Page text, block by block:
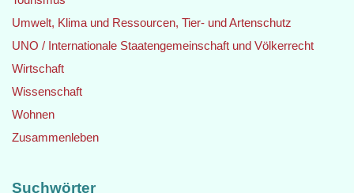
Umwelt, Klima und Ressourcen, Tier- und Artenschutz
UNO / Internationale Staatengemeinschaft und Völkerrecht
Wirtschaft
Wissenschaft
Wohnen
Zusammenleben
Suchwörter